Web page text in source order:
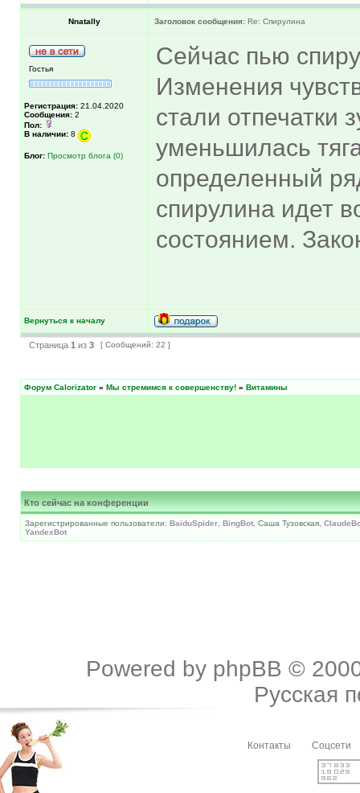
Nnatally Заголовок сообщения: Re: Спирулина
Гостья
Регистрация: 21.04.2020
Сообщения: 2
Пол:
В наличии: 8
Блог: Просмотр блога (0)
Сейчас пью
Изменения
стали отпечатки
уменьшилась
определенный
спирулина идет
состоянием.
Вернуться к началу
Страница 1 из 3 [ Сообщений: 22 ]
Форум Calorizator » Мы стремимся к совершенству! » Витамины
Кто сейчас на конференции
Зарегистрированные пользователи: BaiduSpider BingBot , Саша Тузовская,
YandexBot
Powered by phpBB ©
Русская
Контакты Соцсети